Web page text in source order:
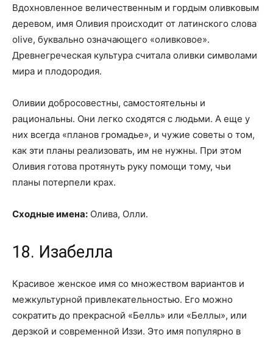
Вдохновленное величественным и гордым оливковым
деревом, имя Оливия происходит от латинского слова
olive, буквально означающего «оливковое».
Древнегреческая культура считала оливки символами
мира и плодородия.
Оливии добросовестны, самостоятельны и
рациональны. Они легко сходятся с людьми. А еще у
них всегда «планов громадье», и чужие советы о том,
как эти планы реализовать, им не нужны. При этом
Оливия готова протянуть руку помощи тому, чьи
планы потерпели крах.
Сходные имена: Олива, Олли.
18. Изабелла
Красивое женское имя со множеством вариантов и
межкультурной привлекательностью. Его можно
сократить до прекрасной «Белль» или «Беллы», или
дерзкой и современной Иззи. Это имя популярно в